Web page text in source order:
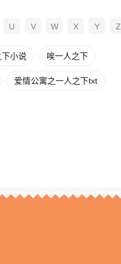
U V W X Y Z
小说 唉一人之下
爱情公寓之一人之下txt